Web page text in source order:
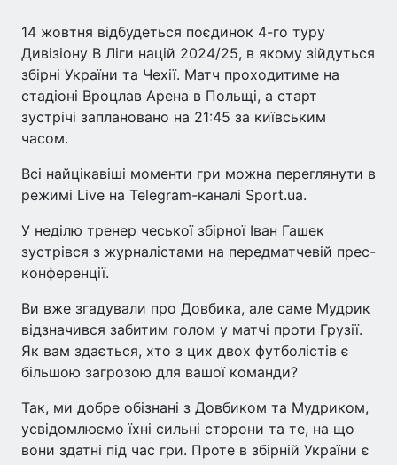
14 жовтня відбудеться поєдинок 4-го туру
Дивізіону В Ліги націй 2024/25, в якому зійдуться
збірні України та Чехії. Матч проходитиме на
стадіоні Вроцлав Арена в Польщі, а старт
зустрічі заплановано на 21:45 за київським
часом.
Всі найцікавіші моменти гри можна переглянути в
режимі Live на Telegram-каналі Sport.ua.
У неділю тренер чеської збірної Іван Гашек
зустрівся з журналістами на передматчевій прес-
конференції.
Ви вже згадували про Довбика, але саме Мудрик
відзначився забитим голом у матчі проти Грузії.
Як вам здається, хто з цих двох футболістів є
більшою загрозою для вашої команди?
Так, ми добре обізнані з Довбиком та Мудриком,
усвідомлюємо їхні сильні сторони та те, на що
вони здатні під час гри. Проте в збірній України є